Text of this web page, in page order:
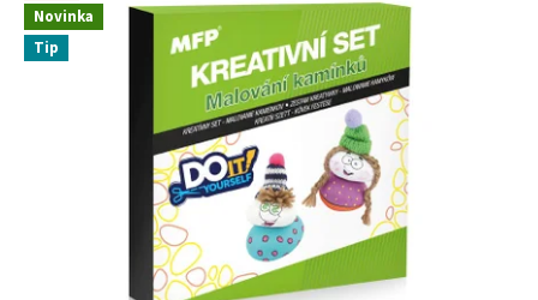
Novinka
Tip